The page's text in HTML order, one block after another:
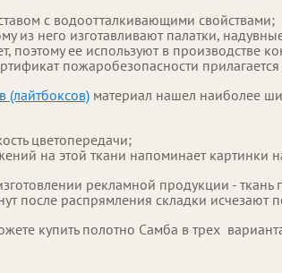
с водоотталкивающими свойствами;
из него изготавливают палатки,
поэтому ее используют в производстве
пожаробезопасности
(лайтбоксов) материал нашел наиболее
цветопередачи;
на этой ткани напоминает картинки
рекламной продукции -
после распрямления складки исчезают
купить полотно Самба в трех